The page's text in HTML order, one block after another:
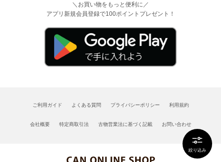
絞り込み
＼お買い物をもっと便利に／
アプリ新規会員登録で100ポイントプレゼント！
ご利用ガイド よくある質問 プライバシーポリシー 利用規約
会社概要 特定商取引法 古物営業法に基づく記載 お問い合わせ